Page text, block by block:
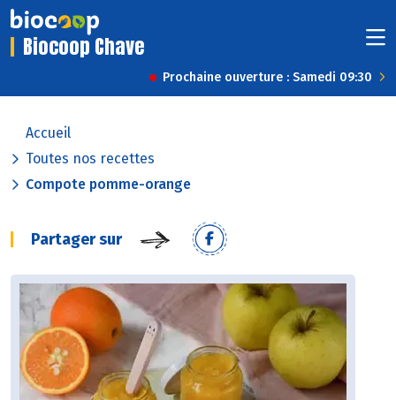
Biocoop Chave
Prochaine ouverture : Samedi 09:30
Accueil
Toutes nos recettes
Compote pomme-orange
Partager sur